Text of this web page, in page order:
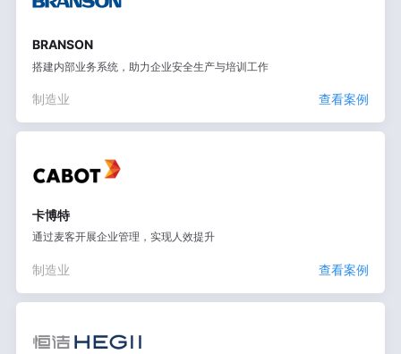
BRANSON
搭建内部业务系统，助力企业安全生产与培训工作
制造业 查看案例
卡博特
通过麦客开展企业管理，实现人效提升
制造业 查看案例